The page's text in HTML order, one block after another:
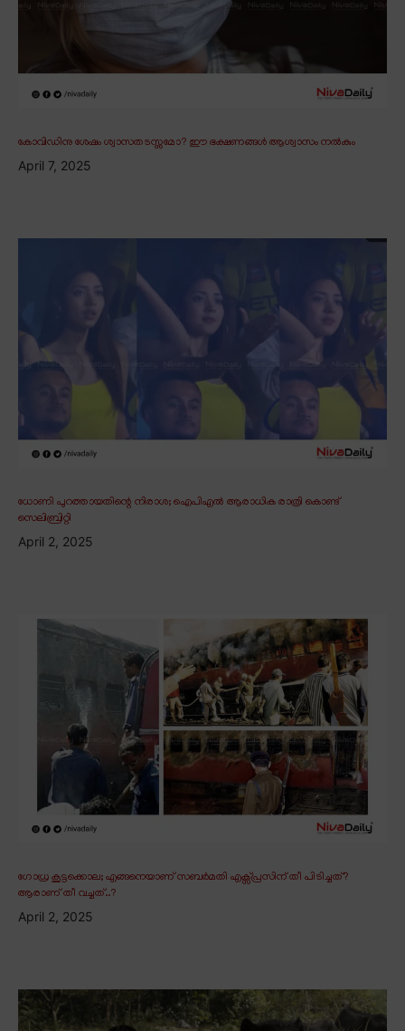
കോവിഡിനു ശേഷം ശ്വാസതടസ്സമോ? ഈ ഭക്ഷണങ്ങൾ ആശ്വാസം നൽകും
April 7, 2025
ധോണി പുറത്തായതിന്റെ നിരാശ; ഐപിഎൽ ആരാധിക രാത്രി കൊണ്ട്
സെലിബ്രിറ്റി
April 2, 2025
ഗോധ്ര കൂട്ടക്കൊല; എങ്ങനെയാണ് സബർമതി എക്സ്പ്രസിന് തീ പിടിച്ചത്?
ആരാണ് തീ വച്ചത്..?
April 2, 2025